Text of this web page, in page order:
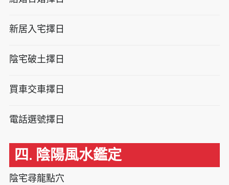
新居入宅擇日
陰宅破土擇日
買車交車擇日
電話選號擇日
四. 陰陽風水鑑定
陰宅尋龍點穴